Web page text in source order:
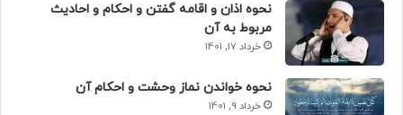
نحوه اذان و اقامه گفتن و احکام و احادیث
مربوط به آن
خرداد 17, 1401
نحوه خواندن نماز وحشت و احکام آن
خرداد 9, 1401